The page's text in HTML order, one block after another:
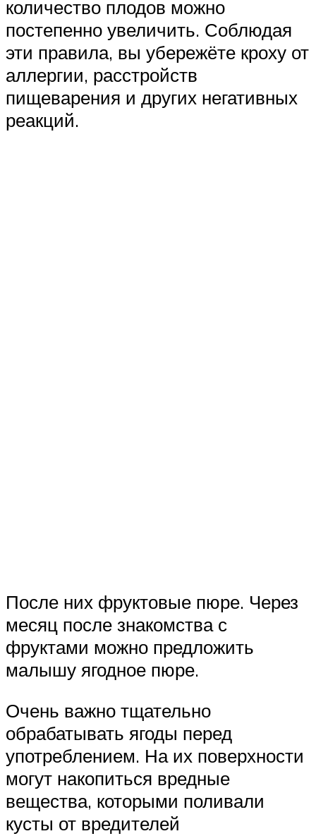
количество плодов можно
постепенно увеличить. Соблюдая
эти правила, вы убережёте кроху от
аллергии, расстройств
пищеварения и других негативных
реакций.
После них фруктовые пюре. Через
месяц после знакомства с
фруктами можно предложить
малышу ягодное пюре.
Очень важно тщательно
обрабатывать ягоды перед
употреблением. На их поверхности
могут накопиться вредные
вещества, которыми поливали
кусты от вредителей